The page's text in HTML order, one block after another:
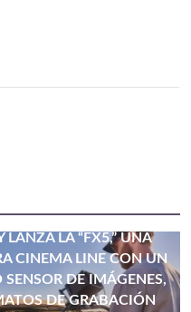
LANZA LA “FX5,” UNA
CINEMA LINE CON UN
SENSOR DE IMÁGENES,
DE GRABACIÓN